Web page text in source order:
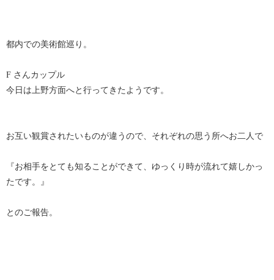
都内での美術館巡り。
F さんカップル
今日は上野方面へと行ってきたようです。
お互い観賞されたいものが違うので、それぞれの思う所へお二人で
『お相手をとても知ることができて、ゆっくり時が流れて嬉しかっ
たです。』
とのご報告。